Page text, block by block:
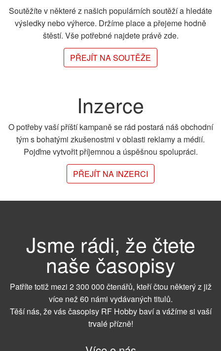
Soutěžíte v některé z našich populárních soutěží a hledáte
výsledky nebo výherce. Držíme place a přejeme hodně
štěstí. Vše potřebné najdete právě zde.
PŘEJÍT NA SOUTĚŽE
Inzerce
O potřeby vaší příští kampaně se rád postará náš obchodní
tým s bohatými zkušenostmi v oblasti reklamy a médií.
Pojďme vytvořit příjemnou a úspěšnou spolupráci.
PŘEJÍT NA INZERCI
Jsme rádi, že čtete
naše časopisy
Patříte totiž mezi 2 300 000 čtenářů, kteří čtou některý z již
více než 60 námi vydávaných titulů.
Těší nás, že vás časopisy RF Hobby baví a vážíme si vaší
trvalé přízně!